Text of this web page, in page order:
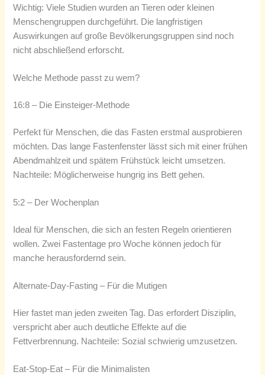
Wichtig: Viele Studien wurden an Tieren oder kleinen
Menschengruppen durchgeführt. Die langfristigen
Auswirkungen auf große Bevölkerungsgruppen sind noch
nicht abschließend erforscht.
Welche Methode passt zu wem?
16:8 – Die Einsteiger-Methode
Perfekt für Menschen, die das Fasten erstmal ausprobieren
möchten. Das lange Fastenfenster lässt sich mit einer frühen
Abendmahlzeit und spätem Frühstück leicht umsetzen.
Nachteile: Möglicherweise hungrig ins Bett gehen.
5:2 – Der Wochenplan
Ideal für Menschen, die sich an festen Regeln orientieren
wollen. Zwei Fastentage pro Woche können jedoch für
manche herausfordernd sein.
Alternate-Day-Fasting – Für die Mutigen
Hier fastet man jeden zweiten Tag. Das erfordert Disziplin,
verspricht aber auch deutliche Effekte auf die
Fettverbrennung. Nachteile: Sozial schwierig umzusetzen.
Eat-Stop-Eat – Für die Minimalisten